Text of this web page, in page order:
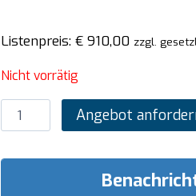
Listenpreis: €910,00 zzgl.
Nicht vorrätig
SARO
Nudelkorbset
Angebot